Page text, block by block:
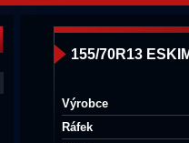
155/70R13
Výrobce
Ráfek